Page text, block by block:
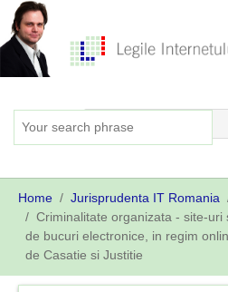
Skip
main
content
here:
Home Jurisprudenta IT Romania
Criminalitate organizata - site-uri
de bucuri electronice, in regim
de Casatie si Justitie